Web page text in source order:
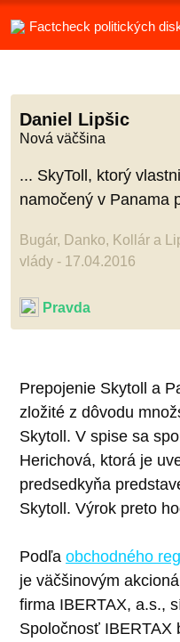
Factcheck politických
Daniel Lipšic
Nová väčšina
... SkyToll, ktorý
namočený v Panama
Bugár, Danko, Kollár a
vlády - 17.04.2016
Pravda
Prepojenie Skytoll a
zložité z dôvodu
Skytoll. V spise sa
Herichová, ktorá je
predsedkyňa
Skytoll. Výrok preto
Podľa obchodného
je väčšinovým
firma IBERTAX, a.s.,
Spoločnosť IBERTAX